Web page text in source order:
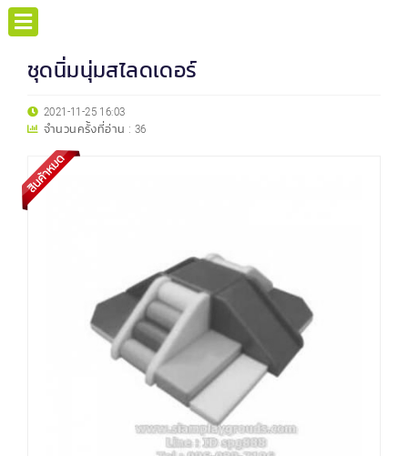
ชุดนิ่มนุ่มสไลดเดอร์
2021-11-25 16:03
จำนวนครั้งที่อ่าน : 36